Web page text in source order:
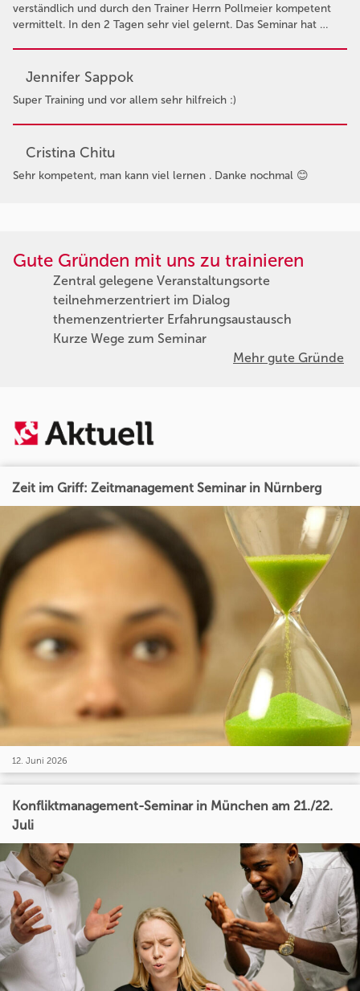
verständlich und durch den Trainer Herrn Pollmeier kompetent
vermittelt. In den 2 Tagen sehr viel gelernt. Das Seminar hat …
Jennifer Sappok
Super Training und vor allem sehr hilfreich :)
Cristina Chitu
Sehr kompetent, man kann viel lernen . Danke nochmal 😊
Gute Gründen mit uns zu trainieren
Zentral gelegene Veranstaltungsorte
teilnehmerzentriert im Dialog
themenzentrierter Erfahrungsaustausch
Kurze Wege zum Seminar
Mehr gute Gründe
Zeit im Griff: Zeitmanagement Seminar in Nürnberg
12. Juni 2026
Konfliktmanagement-Seminar in München am 21./22.
Juli